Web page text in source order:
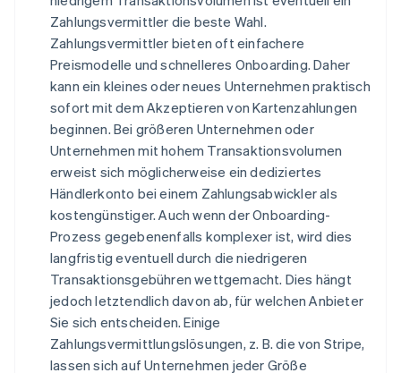
Zahlungsvermittler die beste Wahl.
Zahlungsvermittler bieten oft einfachere
Preismodelle und schnelleres Onboarding. Daher
kann ein kleines oder neues Unternehmen praktisch
sofort mit dem Akzeptieren von Kartenzahlungen
beginnen. Bei größeren Unternehmen oder
Unternehmen mit hohem Transaktionsvolumen
erweist sich möglicherweise ein dediziertes
Händlerkonto bei einem Zahlungsabwickler als
kostengünstiger. Auch wenn der Onboarding-
Prozess gegebenenfalls komplexer ist, wird dies
langfristig eventuell durch die niedrigeren
Transaktionsgebühren wettgemacht. Dies hängt
jedoch letztendlich davon ab, für welchen Anbieter
Sie sich entscheiden. Einige
Zahlungsvermittlungslösungen, z. B. die von Stripe,
lassen sich auf Unternehmen jeder Größe